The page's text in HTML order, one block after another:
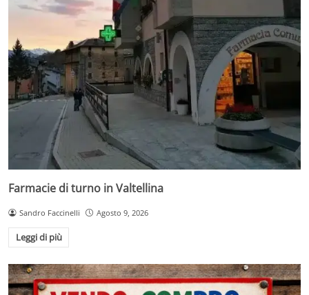
Farmacie di turno in Valtellina
Sandro Faccinelli Agosto 9, 2026
Leggi di più